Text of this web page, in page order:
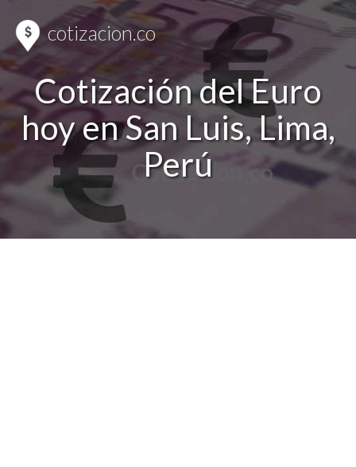
cotizacion.co
Cotización del Euro
hoy en San Luis, Lima,
Perú